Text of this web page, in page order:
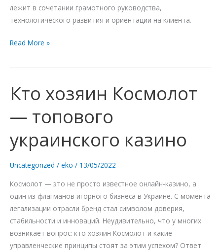
лежит в сочетании грамотного руководства,
технологического развития и ориентации на клиента.
Read More »
Кто хозяин Космолот
— топового
украинского казино
Uncategorized / eko / 13/05/2022
Космолот — это не просто известное онлайн-казино, а
один из флагманов игорного бизнеса в Украине. С момента
легализации отрасли бренд стал символом доверия,
стабильности и инноваций. Неудивительно, что у многих
возникает вопрос: кто хозяин Космолот и какие
управленческие принципы стоят за этим успехом? Ответ
Кто
хозяин
Космолот
топового
украинского
казино